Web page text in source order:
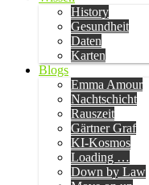
History
Gesundheit
Daten
Karten
Blogs
Emma Amour
Nachtschicht
Rauszeit
Gärtner Graf
KI-Kosmos
Loading …
Down by Law